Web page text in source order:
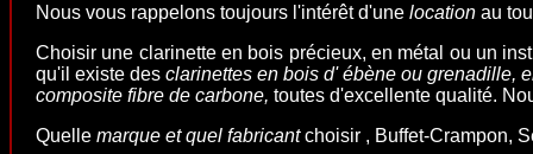
Nous vous rappelons toujours l'intérêt d'une location au
Choisir une clarinette en bois précieux, en métal ou un
qu'il existe des clarinettes en bois d' ébène ou grenadille,
composite fibre de carbone, toutes d'excellente qualité.
Quelle marque et quel fabricantchoisir , Buffet-Crampon,